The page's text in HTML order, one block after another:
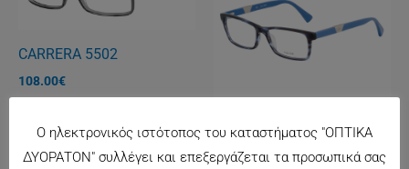
CARRERA 5502
108.00€
POLICE 1830
Ο ηλεκτρονικός ιστότοπος του καταστήματος "ΟΠΤΙΚΑ
ΔΥΟΡΑΤΟΝ" συλλέγει και επεξεργάζεται τα προσωπικά σας